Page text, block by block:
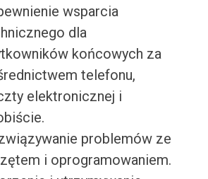
wsparcia
dla
końcowych za
telefonu,
elektronicznej i
problemów ze
i oprogramowaniem.